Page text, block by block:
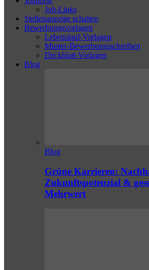
Job-Links
Stellenanzeige schalten
Bewerbungsvorlagen
Lebenslauf-Vorlagen
Muster-Bewerbungsschreiben
Deckblatt-Vorlagen
Blog
Blog
Grüne Karrieren:
Zukunftspotenzial &
Mehrwert